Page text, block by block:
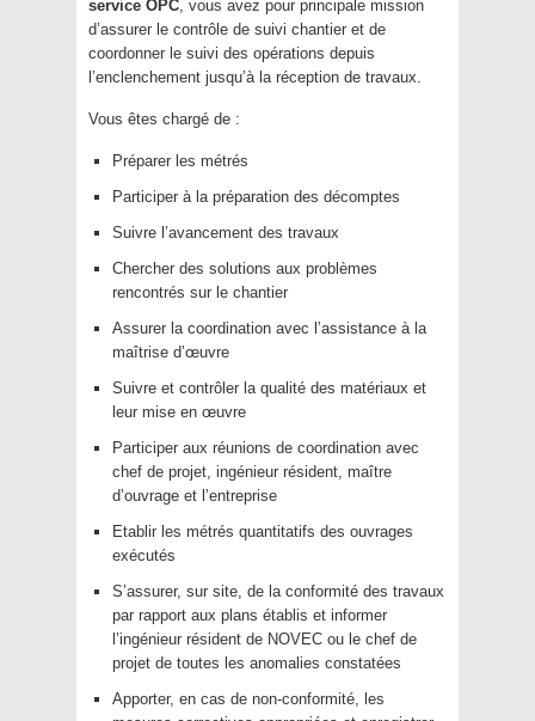
service OPC, vous avez pour principale mission
d’assurer le contrôle de suivi chantier et de
coordonner le suivi des opérations depuis
l’enclenchement jusqu’à la réception de travaux.
Vous êtes chargé de :
Préparer les métrés
Participer à la préparation des décomptes
Suivre l’avancement des travaux
Chercher des solutions aux problèmes
rencontrés sur le chantier
Assurer la coordination avec l’assistance à la
maîtrise d’œuvre
Suivre et contrôler la qualité des matériaux et
leur mise en œuvre
Participer aux réunions de coordination avec
chef de projet, ingénieur résident, maître
d’ouvrage et l’entreprise
Etablir les métrés quantitatifs des ouvrages
exécutés
S’assurer, sur site, de la conformité des travaux
par rapport aux plans établis et informer
l’ingénieur résident de NOVEC ou le chef de
projet de toutes les anomalies constatées
Apporter, en cas de non-conformité, les